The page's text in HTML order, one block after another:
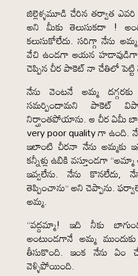
జిల్లెళ్ళమూడి చేరిన తర్వాత
అని మీకు తెలుసుకదా !
కలుసుకోలేదు. సరిగ్గా నేను
వేచి ఉండగా ఆయన హడావుడిగా
చెప్పిన చీర పాకెట్ నా చేతిలో
నేను వెంటనే అమ్మ
సమర్పిందామని పాకెట్
నిర్ఘాంతపోయాను. ఆ చీర ఏమీ
very poor quality గా
ఇలాంటి చీరనా నేను అమ్మకు
కన్నీళ్లు ఉబికి వస్తూండగా
ఇవ్వలేను. నేను కొనలేదు,
తెప్పించాను” అని చెప్పాను.
అమ్మ.
“వద్దమ్మా! ఇది నీకు
అంటుండగానే అమ్మ
తీసుకొంది. ఇంక నేను
వెళ్ళిపోయింది.